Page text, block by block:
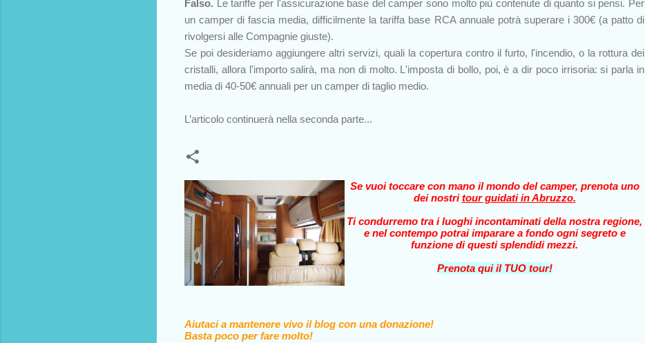
Falso. Le tariffe per l'assicurazione base del camper sono molto più contenute di quanto si pensi. Per
un camper di fascia media, difficilmente la tariffa base RCA annuale potrà superare i 300€ (a patto di
rivolgersi alle Compagnie giuste).
Se poi desideriamo aggiungere altri servizi, quali la copertura contro il furto, l'incendio, o la rottura dei
cristalli, allora l'importo salirà, ma non di molto. L'imposta di bollo, poi, è a dir poco irrisoria: si parla in
media di 40-50€ annuali per un camper di taglio medio.
L’articolo continuerà nella seconda parte...
Se vuoi toccare con mano il mondo del camper, prenota uno
dei nostritour guidati in Abruzzo.
Ti condurremo tra i luoghi incontaminati della nostra regione,
e nel contempo potrai imparare a fondo ogni segreto e
funzione di questi splendidi mezzi.
Prenota qui il TUO tour!
Aiutaci a mantenere vivo il blog con una donazione!
Basta poco per fare molto!